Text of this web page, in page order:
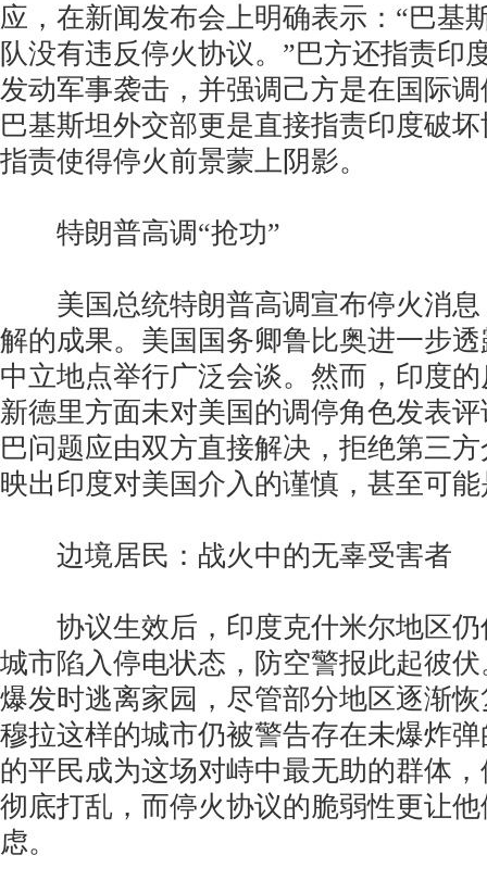
应，在新闻发布会上明确表示：“巴基
队没有违反停火协议。”巴方还指责印
发动军事袭击，并强调己方是在国际
巴基斯坦外交部更是直接指责印度破
指责使得停火前景蒙上阴影。
特朗普高调“抢功”
美国总统特朗普高调宣布停火消息
解的成果。美国国务卿鲁比奥进一步
中立地点举行广泛会谈。然而，印度
新德里方面未对美国的调停角色发表
巴问题应由双方直接解决，拒绝第三
映出印度对美国介入的谨慎，甚至可
边境居民：战火中的无辜受害者
协议生效后，印度克什米尔地区仍
城市陷入停电状态，防空警报此起彼
爆发时逃离家园，尽管部分地区逐渐
穆拉这样的城市仍被警告存在未爆炸
的平民成为这场对峙中最无助的群体
彻底打乱，而停火协议的脆弱性更让
虑。